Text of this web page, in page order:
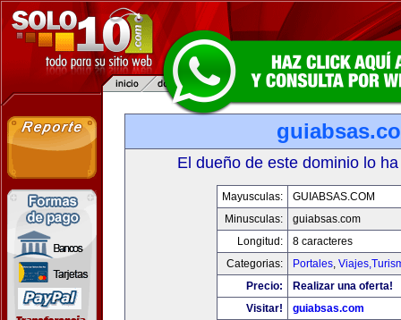
El dueño de este dominio lo
Mayusculas:
GUIABSAS.COM
Minusculas:
guiabsas.com
Longitud:
8 caracteres
Categorias:
Portales,
Precio:
Realizar una oferta!
Visitar!
guiabsas.com